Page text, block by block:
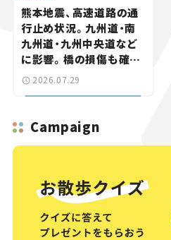
熊本地震、高速道路の通
行止め状況。九州道・南
九州道・九州中央道など
に影響。橋の損傷も確認
【道路のニュース】
2026.07.29
Campaign